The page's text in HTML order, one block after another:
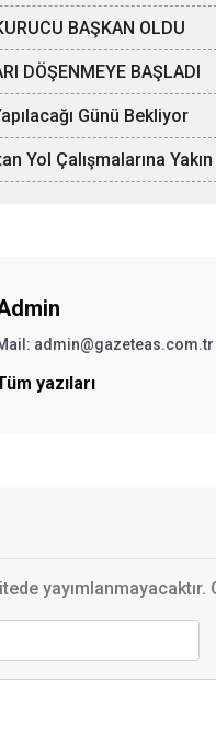
BAŞKAN OLDU
DÖŞENMEYE BAŞLADI
Günü Bekliyor
Yol Çalışmalarına
admin@gazeteas.com.tr
yazıları